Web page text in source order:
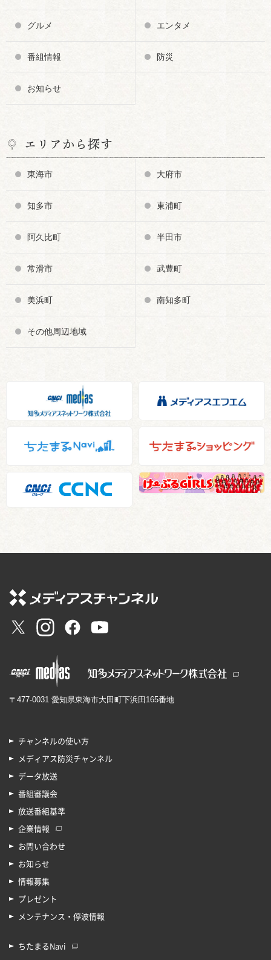
グルメ エンタメ
番組情報 防災
お知らせ
エリアから探す
東海市 大府市
知多市 東浦町
阿久比町 半田市
常滑市 武豊町
美浜町 南知多町
その他周辺地域
〒477-0031 愛知県東海市大田町下浜田165番地
チャンネルの使い方
メディアス防災チャンネル
データ放送
番組審議会
放送番組基準
企業情報
お問い合わせ
お知らせ
情報募集
プレゼント
メンテナンス・停波情報
ちたまるNavi